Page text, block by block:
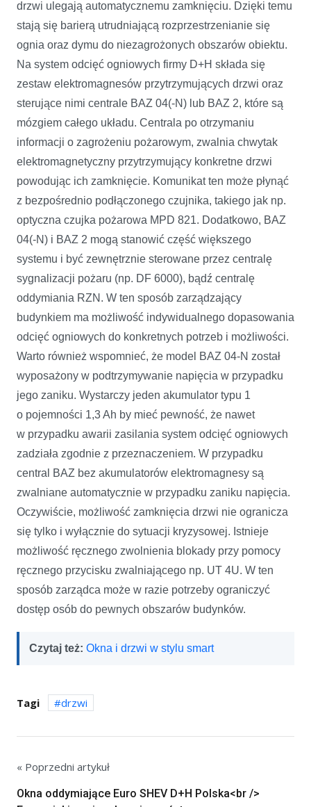
drzwi ulegają automatycznemu zamknięciu. Dzięki temu
stają się barierą utrudniającą rozprzestrzenianie się
ognia oraz dymu do niezagrożonych obszarów obiektu.
Na system odcięć ogniowych firmy D+H składa się
zestaw elektromagnesów przytrzymujących drzwi oraz
sterujące nimi centrale BAZ 04(-N) lub BAZ 2, które są
mózgiem całego układu. Centrala po otrzymaniu
informacji o zagrożeniu pożarowym, zwalnia chwytak
elektromagnetyczny przytrzymujący konkretne drzwi
powodując ich zamknięcie. Komunikat ten może płynąć
z bezpośrednio podłączonego czujnika, takiego jak np.
optyczna czujka pożarowa MPD 821. Dodatkowo, BAZ
04(-N) i BAZ 2 mogą stanowić część większego
systemu i być zewnętrznie sterowane przez centralę
sygnalizacji pożaru (np. DF 6000), bądź centralę
oddymiania RZN. W ten sposób zarządzający
budynkiem ma możliwość indywidualnego dopasowania
odcięć ogniowych do konkretnych potrzeb i możliwości.
Warto również wspomnieć, że model BAZ 04-N został
wyposażony w podtrzymywanie napięcia w przypadku
jego zaniku. Wystarczy jeden akumulator typu 1
o pojemności 1,3 Ah by mieć pewność, że nawet
w przypadku awarii zasilania system odcięć ogniowych
zadziała zgodnie z przeznaczeniem. W przypadku
central BAZ bez akumulatorów elektromagnesy są
zwalniane automatycznie w przypadku zaniku napięcia.
Oczywiście, możliwość zamknięcia drzwi nie ogranicza
się tylko i wyłącznie do sytuacji kryzysowej. Istnieje
możliwość ręcznego zwolnienia blokady przy pomocy
ręcznego przycisku zwalniającego np. UT 4U. W ten
sposób zarządca może w razie potrzeby ograniczyć
dostęp osób do pewnych obszarów budynków.
Czytaj też: Okna i drzwi w stylu smart
Tagi drzwi
« Poprzedni artykuł
Okna oddymiające Euro SHEV D+H Polska<br />